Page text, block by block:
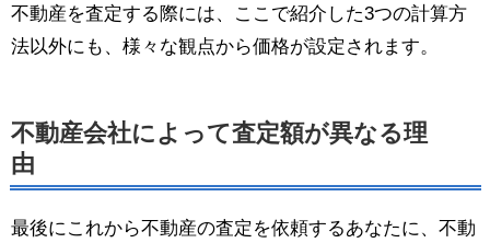
不動産を査定する際には、ここで紹介した3つの計算方
法以外にも、様々な観点から価格が設定されます。
不動産会社によって査定額が異なる理
由
最後にこれから不動産の査定を依頼するあなたに、不動